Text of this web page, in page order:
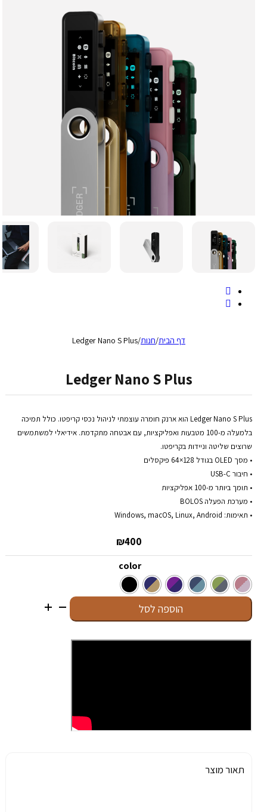
דף הבית/חנות/
Ledger Nano S Plus
Ledger Nano S Plus
Ledger Nano S Plusהואארנקחומרהעוצמתילניהולנכסיקריפטו.כוללתמיכה
בלמעלהמ -100 מטבעותואפליקציות,עםאבטחהמתקדמת.אידיאלילמשתמשים
שרוציםשליטהוניידותבקריפטו.
מסךOLED בגודל128×64
פיקסלים
חיבורUSB-C
תומךביותרמ -100
אפליקציות
מערכתהפעלהBOLOS
תאימות: Windows, macOS, Linux, Android
₪400
color
כמות
של
Nano
הוספה לסל
תאור מוצר